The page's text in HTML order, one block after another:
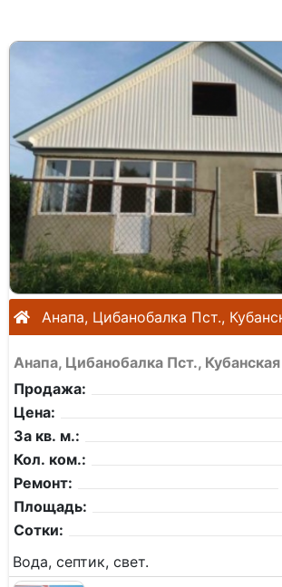
Анапа, Цибанобалка Пст.,
Анапа, Цибанобалка Пст., Кубанская
Продажа:
Цена:
За кв. м.:
Кол. ком.:
Ремонт:
Площадь:
Сотки:
Вода, септик, свет.